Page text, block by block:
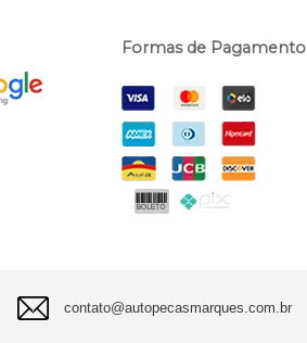
Formas de Pagamento
contato@autopecasmarques.com.br